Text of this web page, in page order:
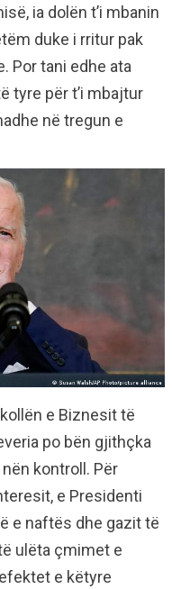
ia dolën t’i mbanin
duke i rritur pak
Por tani edhe ata
tyre për t’i mbajtur
në tregun e
e Biznesit të
po bën gjithçka
kontroll. Për
e Presidenti
e naftës dhe gazit të
ulëta çmimet e
e këtyre